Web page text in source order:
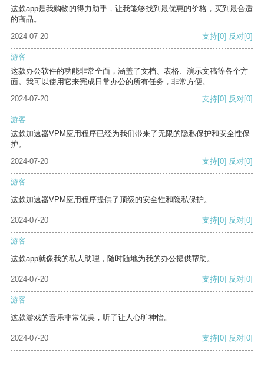
这款app是我购物的得力助手，让我能够找到最优惠的价格，买到最合适
的商品。
2024-07-20
支持[0] 反对[0]
游客
这款办公软件的功能非常全面，涵盖了文档、表格、演示文稿等各个方
面。我可以使用它来完成日常办公的所有任务，非常方便。
2024-07-20
支持[0] 反对[0]
游客
这款加速器VPM应用程序已经为我们带来了无限的隐私保护和安全性保
护。
2024-07-20
支持[0] 反对[0]
游客
这款加速器VPM应用程序提供了顶级的安全性和隐私保护。
2024-07-20 支持[0] 反对[0]
游客
这款app就像我的私人助理，随时随地为我的办公提供帮助。
2024-07-20 支持[0] 反对[0]
游客
这款游戏的音乐非常优美，听了让人心旷神怡。
2024-07-20 支持[0] 反对[0]